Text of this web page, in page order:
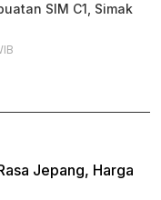
SIM C1, Simak
Jepang, Harga